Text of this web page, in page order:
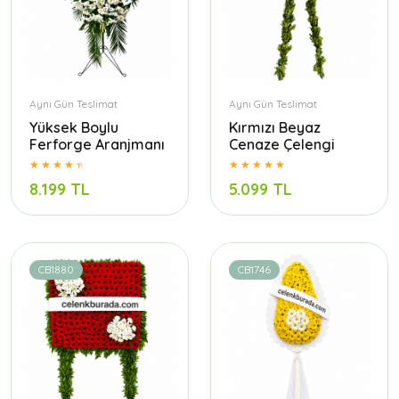
Aynı Gün Teslimat
Yüksek Boylu
Ferforge Aranjmanı
8.199 TL
Aynı Gün Teslimat
Kırmızı Beyaz
Cenaze Çelengi
5.099 TL
CB1880 CB1746